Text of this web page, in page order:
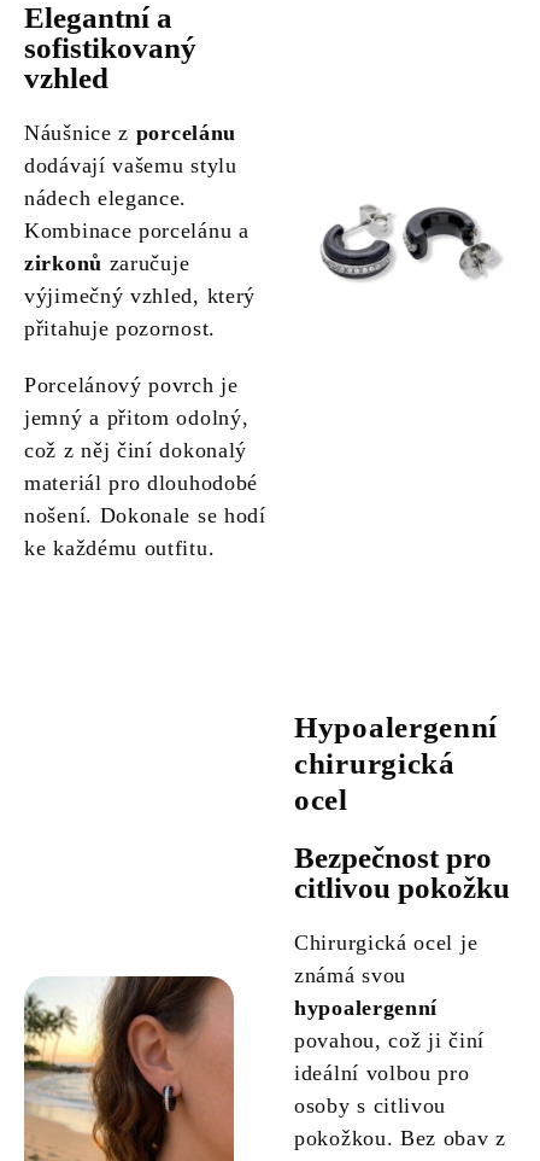
Elegantní a
sofistikovaný
vzhled
Náušnice z porcelánu
dodávají vašemu stylu
nádech elegance.
Kombinace porcelánu a
zirkonů zaručuje
výjimečný vzhled, který
přitahuje pozornost.
Porcelánový povrch je
jemný a přitom odolný,
což z něj činí dokonalý
materiál pro dlouhodobé
nošení. Dokonale se hodí
ke každému outfitu.
Hypoalergenní
chirurgická
ocel
Bezpečnost pro
citlivou pokožku
Chirurgická ocel je
známá svou
hypoalergenní
povahou, což ji činí
ideální volbou pro
osoby s citlivou
pokožkou. Bez obav z